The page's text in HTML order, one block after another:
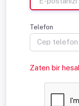
Telefon
Zaten bir